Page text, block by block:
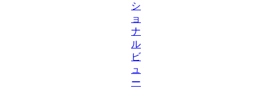
シ
ョ
ナ
ル
ビ
ュ
ー